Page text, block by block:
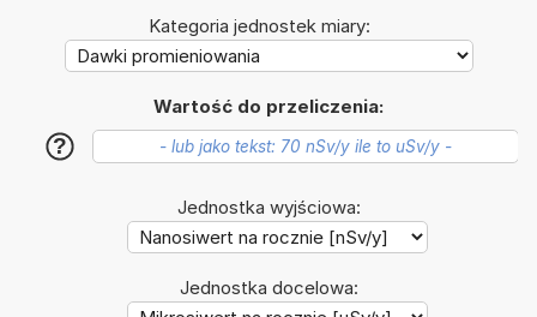
Kategoria jednostek miary:
Wartość do przeliczenia:
?
Jednostka wyjściowa:
Jednostka docelowa: